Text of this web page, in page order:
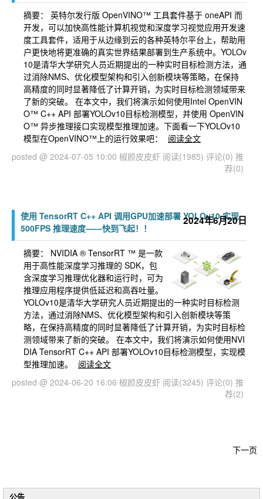
摘要： 英特尔发行版 OpenVINO™ 工具套件基于 oneAPI 而
开发，可以加快高性能计算机视觉和深度学习视觉应用开发速
度工具套件，适用于从边缘到云的各种英特尔平台上，帮助用
户更快地将更准确的真实世界结果部署到生产系统中。YOLOv
10是清华大学研究人员近期提出的一种实时目标检测方法，通
过消除NMS、优化模型架构和引入创新模块等策略，在保持
高精度的同时显著降低了计算开销，为实时目标检测领域带来
了新的突破。 在本文中，我们将演示如何使用Intel OpenVIN
O™ C++ API 部署YOLOv10目标检测模型，并使用 OpenVIN
O™ 异步推理接口实现模型推理加速。下面看一下YOLOv10
模型在OpenVINO™上的运行效果吧：
阅读全文
posted @ 2024-07-05 10:00 椒颜皮皮虾 阅读(1985) 评论(0) 推
荐(0)
2024年6月20日
使用 TensorRT C++ API 调用GPU加速部署 YOLOv10 实现
500FPS 推理速度——快到飞起！！
摘要： NVIDIA ® TensorRT ™ 是一款
用于高性能深度学习推理的 SDK，包
含深度学习推理优化器和运行时，可为
推理应用程序提供低延迟和高吞吐量。
YOLOv10是清华大学研究人员近期提出的一种实时目标检测
方法，通过消除NMS、优化模型架构和引入创新模块等策
略，在保持高精度的同时显著降低了计算开销，为实时目标检
测领域带来了新的突破。 在本文中，我们将演示如何使用NVI
DIA TensorRT C++ API 部署YOLOv10目标检测模型，实现模
型推理加速。
阅读全文
posted @ 2024-06-20 16:06 椒颜皮皮虾 阅读(3245) 评论(0) 推
荐(2)
下一页